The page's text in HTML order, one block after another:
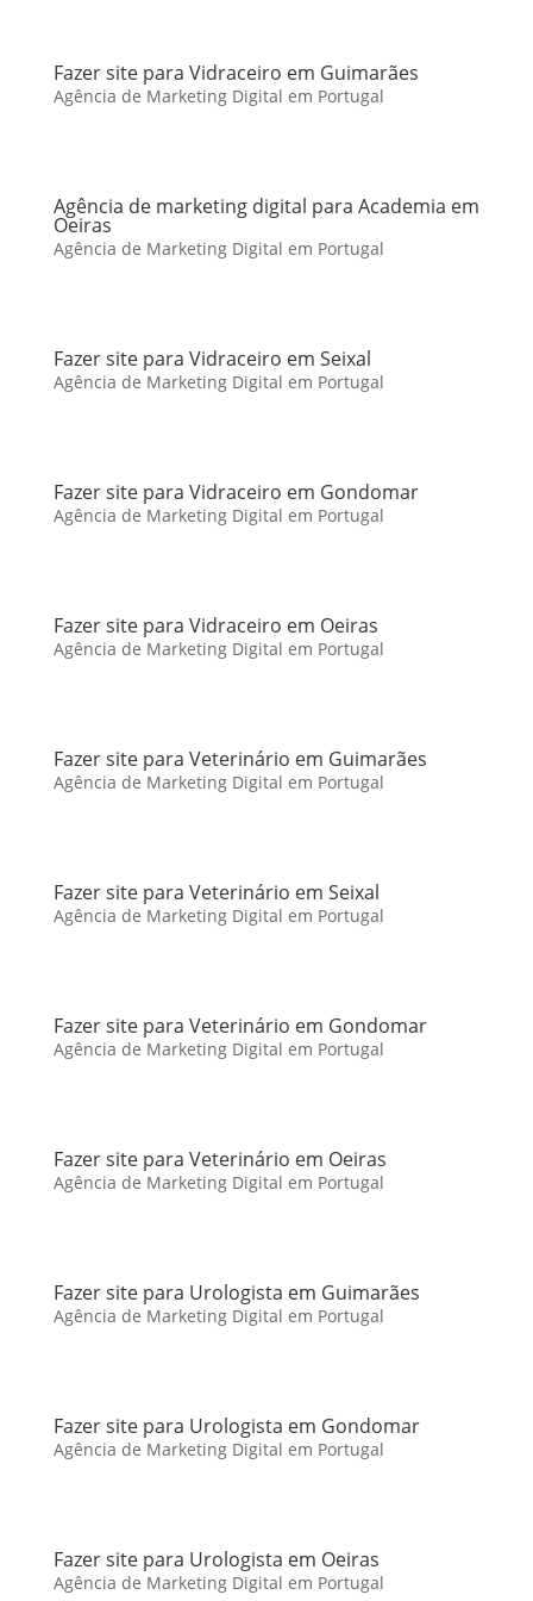
Fazer site para Vidraceiro em Guimarães
Agência de Marketing Digital em Portugal
Agência de marketing digital para Academia em
Oeiras
Agência de Marketing Digital em Portugal
Fazer site para Vidraceiro em Seixal
Agência de Marketing Digital em Portugal
Fazer site para Vidraceiro em Gondomar
Agência de Marketing Digital em Portugal
Fazer site para Vidraceiro em Oeiras
Agência de Marketing Digital em Portugal
Fazer site para Veterinário em Guimarães
Agência de Marketing Digital em Portugal
Fazer site para Veterinário em Seixal
Agência de Marketing Digital em Portugal
Fazer site para Veterinário em Gondomar
Agência de Marketing Digital em Portugal
Fazer site para Veterinário em Oeiras
Agência de Marketing Digital em Portugal
Fazer site para Urologista em Guimarães
Agência de Marketing Digital em Portugal
Fazer site para Urologista em Gondomar
Agência de Marketing Digital em Portugal
Fazer site para Urologista em Oeiras
Agência de Marketing Digital em Portugal